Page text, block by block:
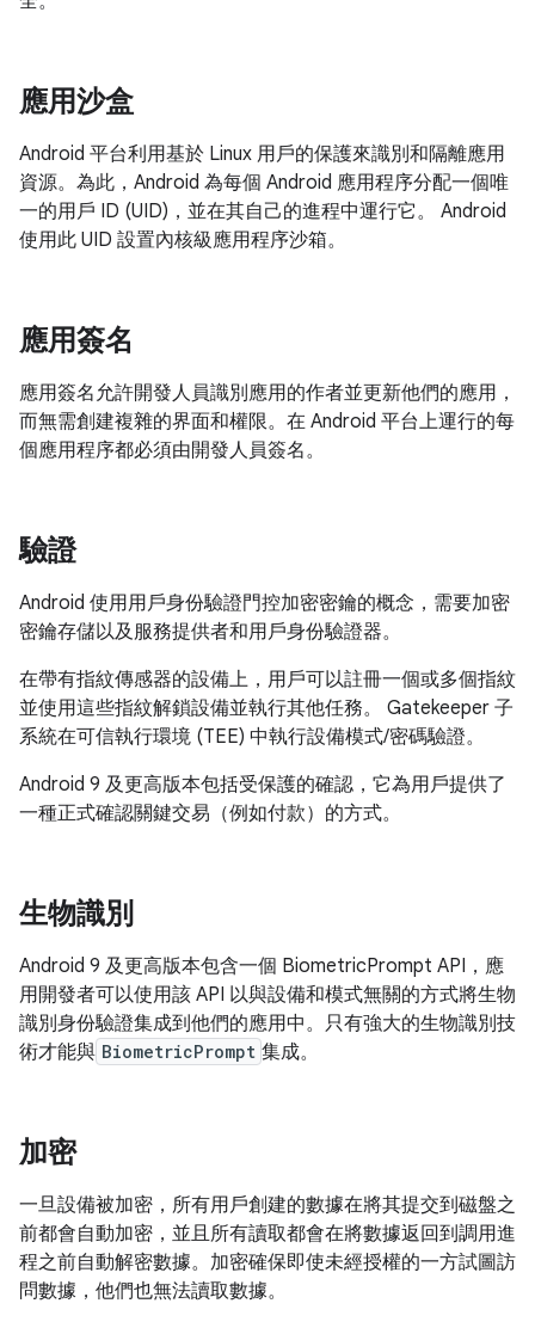
應用沙盒
Android 平台利用基於 Linux 用戶的保護來識別和隔離應用
資源。為此，Android 為每個 Android 應用程序分配一個唯
一的用戶 ID (UID)，並在其自己的進程中運行它。 Android
使用此 UID 設置內核級應用程序沙箱。
應用簽名
應用簽名允許開發人員識別應用的作者並更新他們的應用，
而無需創建複雜的界面和權限。在 Android 平台上運行的每
個應用程序都必須由開發人員簽名。
驗證
Android 使用用戶身份驗證門控加密密鑰的概念，需要加密
密鑰存儲以及服務提供者和用戶身份驗證器。
在帶有指紋傳感器的設備上，用戶可以註冊一個或多個指紋
並使用這些指紋解鎖設備並執行其他任務。 Gatekeeper 子
系統在可信執行環境 (TEE) 中執行設備模式/密碼驗證。
Android 9 及更高版本包括受保護的確認，它為用戶提供了
一種正式確認關鍵交易（例如付款）的方式。
生物識別
Android 9 及更高版本包含一個 BiometricPrompt API，應
用開發者可以使用該 API 以與設備和模式無關的方式將生物
識別身份驗證集成到他們的應用中。只有強大的生物識別技
術才能與 BiometricPrompt 集成。
加密
一旦設備被加密，所有用戶創建的數據在將其提交到磁盤之
前都會自動加密，並且所有讀取都會在將數據返回到調用進
程之前自動解密數據。加密確保即使未經授權的一方試圖訪
問數據，他們也無法讀取數據。